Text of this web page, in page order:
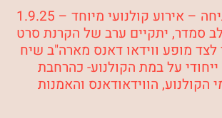
– אירוע קולנועי מיוחד
– 1.9.25
סמדר, יתקיים ערב של הקרנת סרט
לצד מופע ווידאו דאנס מארה"ב שיח
על במת הקולנוע- כהרחבת
הקולנוע, הווידאודאנס והאמנות